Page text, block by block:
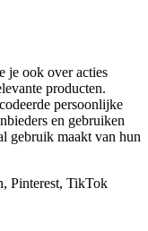
je ook over acties
producten.
persoonlijke
en gebruiken
gebruik maakt van hun
Pinterest, TikTok